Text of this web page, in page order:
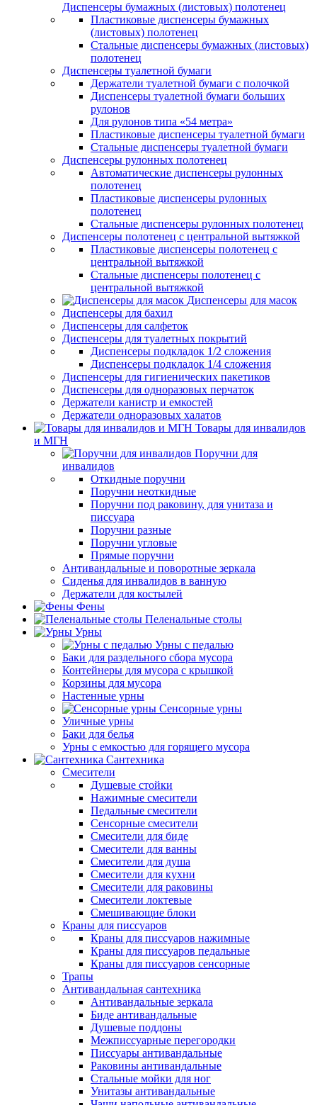
Диспенсеры бумажных (листовых) полотенец
Пластиковые диспенсеры бумажных
(листовых) полотенец
Стальные диспенсеры бумажных (листовых)
полотенец
Диспенсеры туалетной бумаги
Держатели туалетной бумаги с полочкой
Диспенсеры туалетной бумаги больших
рулонов
Для рулонов типа «54 метра»
Пластиковые диспенсеры туалетной бумаги
Стальные диспенсеры туалетной бумаги
Диспенсеры рулонных полотенец
Автоматические диспенсеры рулонных
полотенец
Пластиковые диспенсеры рулонных
полотенец
Стальные диспенсеры рулонных полотенец
Диспенсеры полотенец с центральной вытяжкой
Пластиковые диспенсеры полотенец с
центральной вытяжкой
Стальные диспенсеры полотенец с
центральной вытяжкой
Диспенсеры для масок
Диспенсеры для бахил
Диспенсеры для салфеток
Диспенсеры для туалетных покрытий
Диспенсеры подкладок 1/2 сложения
Диспенсеры подкладок 1/4 сложения
Диспенсеры для гигиенических пакетиков
Диспенсеры для одноразовых перчаток
Держатели канистр и емкостей
Держатели одноразовых халатов
Товары для инвалидов
и МГН
Поручни для
инвалидов
Откидные поручни
Поручни неоткидные
Поручни под раковину, для унитаза и
писсуара
Поручни разные
Поручни угловые
Прямые поручни
Антивандальные и поворотные зеркала
Сиденья для инвалидов в ванную
Держатели для костылей
Фены
Пеленальные столы
Урны
Урны с педалью
Баки для раздельного сбора мусора
Контейнеры для мусора с крышкой
Корзины для мусора
Настенные урны
Сенсорные урны
Уличные урны
Баки для белья
Урны с емкостью для горящего мусора
Сантехника
Смесители
Душевые стойки
Нажимные смесители
Педальные смесители
Сенсорные смесители
Смесители для биде
Смесители для ванны
Смесители для душа
Смесители для кухни
Смесители для раковины
Смесители локтевые
Смешивающие блоки
Краны для писсуаров
Краны для писсуаров нажимные
Краны для писсуаров педальные
Краны для писсуаров сенсорные
Трапы
Антивандальная сантехника
Антивандальные зеркала
Биде антивандальные
Душевые поддоны
Межписсуарные перегородки
Писсуары антивандальные
Раковины антивандальные
Стальные мойки для ног
Унитазы антивандальные